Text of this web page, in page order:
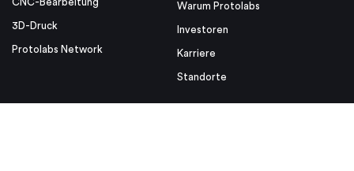
CNC-Bearbeitung
3D-Druck
Protolabs Network
Warum Protolabs
Investoren
Karriere
Standorte